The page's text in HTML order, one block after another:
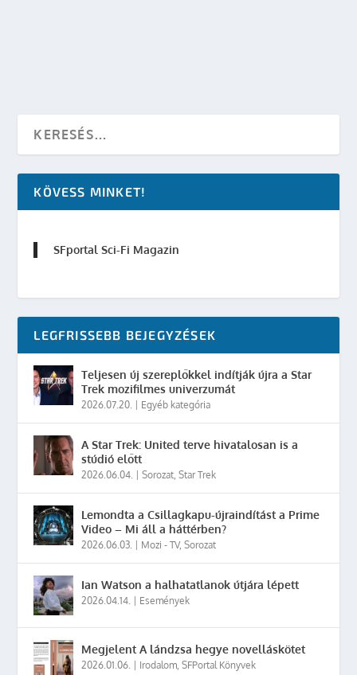
KÖVESS MINKET!
SFportal Sci-Fi Magazin
LEGFRISSEBB BEJEGYZÉSEK
Teljesen új szereplőkkel indítják újra a Star
Trek mozifilmes univerzumát
2026.07.20. | Egyéb kategória
A Star Trek: United terve hivatalosan is a
stúdió előtt
2026.06.04. |Sorozat ,Star Trek
Lemondta a Csillagkapu-újraindítást a Prime
Video – Mi áll a háttérben?
2026.06.03. | Mozi - TV,Sorozat
Ian Watson a halhatatlanok útjára lépett
2026.04.14. | Események
Megjelent A lándzsa hegye novelláskötet
2026.01.06. | Irodalom ,SFPortal Könyvek